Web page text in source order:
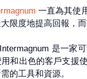
一直為其使
限度地提高回報，
是一家
和出色的客戶支援
的工具和資源。